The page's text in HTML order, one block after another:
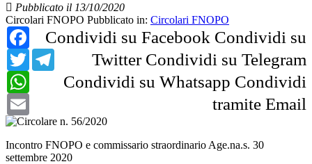
Pubblicato il 13/10/2020
Circolari FNOPO Pubblicato in: Circolari FNOPO
Condividi su Facebook
Facebook
Condividi su
Twitter
Twitter Condividi su Telegram
Telegram
Condividi su Whatsapp
WhatsApp
Condividi
tramite Email
Incontro FNOPO e commissario straordinario Age.na.s. 30
settembre 2020